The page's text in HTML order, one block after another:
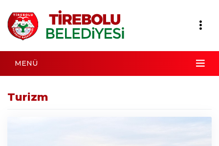
MENÜ
Turizm